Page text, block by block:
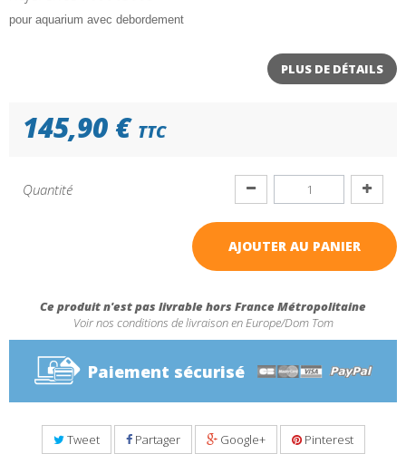
pour aquarium avec debordement
PLUS DE DÉTAILS
145,90 € TTC
Quantité
AJOUTER AU PANIER
Ce produit n'est pas livrable hors France Métropolitaine
Voir nos conditions de livraison en Europe/Dom Tom
Paiement sécurisé
Tweet Partager Google+ Pinterest